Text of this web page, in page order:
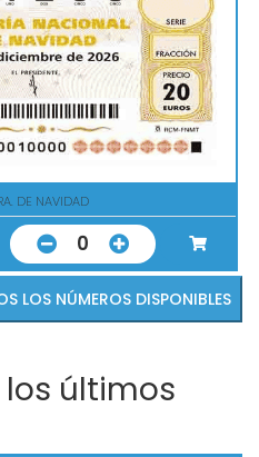
DE NAVIDAD
0
VER TODOS LOS NÚMEROS DISPONIBLES
últimos